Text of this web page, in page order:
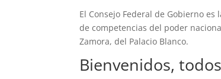
El Consejo Federal de Gobierno
de competencias del poder
Zamora, del Palacio Blanco.
Bienvenidos, todos